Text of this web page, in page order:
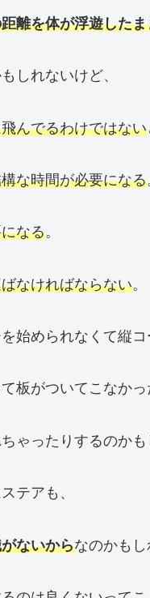
離を体が浮遊した
しれないけど、
んでるわけではない
な時間が必要になる
なる。
なければならない。
始められなくて縦コ
板がついてこなかっ
ゃったりするのかも
テアも、
ないからなのかもし